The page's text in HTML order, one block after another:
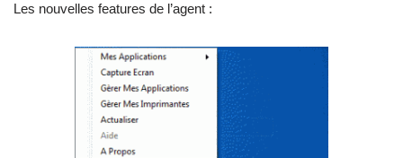
Les nouvelles features de l’agent :